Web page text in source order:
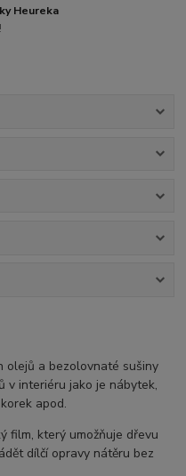
Heureka
olejů a bezolovnaté sušiny
v interiéru jako je nábytek,
apod.
film, který umožňuje dřevu
dílčí opravy nátěru bez